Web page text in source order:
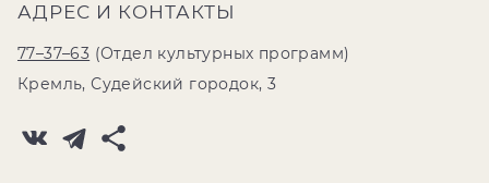
АДРЕС И КОНТАКТЫ
77–37–63 (Отдел культурных программ)
Кремль, Судейский городок, 3